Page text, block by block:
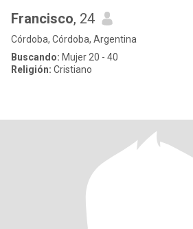
Francisco, 24
Córdoba, Córdoba, Argentina
Buscando: Mujer 20 - 40
Religión: Cristiano